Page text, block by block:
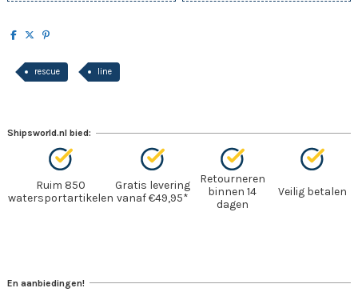
rescue line
Shipsworld.nl bied:
Ruim 850
watersportartikelen
Gratis levering
vanaf €49,95*
Retourneren
binnen 14
dagen
Veilig betalen
En aanbiedingen!